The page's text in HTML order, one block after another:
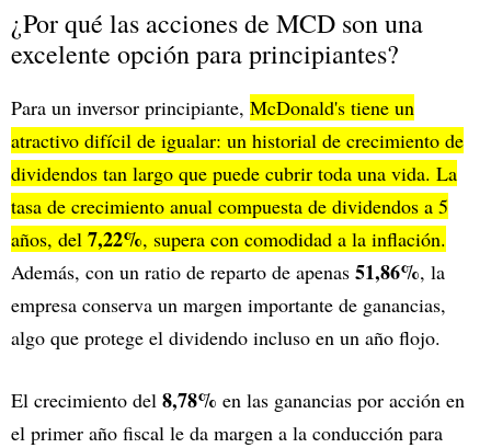
¿Por qué las acciones de MCD son una
excelente opción para principiantes?
Para un inversor principiante, McDonald's tiene un
atractivo difícil de igualar: un historial de crecimiento de
dividendos tan largo que puede cubrir toda una vida. La
tasa de crecimiento anual compuesta de dividendos a 5
años, del 7,22%, supera con comodidad a la inflación.
Además, con un ratio de reparto de apenas 51,86%, la
empresa conserva un margen importante de ganancias,
algo que protege el dividendo incluso en un año flojo.
El crecimiento del 8,78% en las ganancias por acción en
el primer año fiscal le da margen a la conducción para